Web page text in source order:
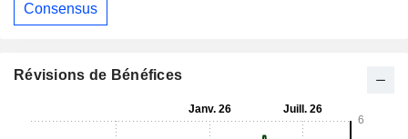
Consensus
Révisions de Bénéfices